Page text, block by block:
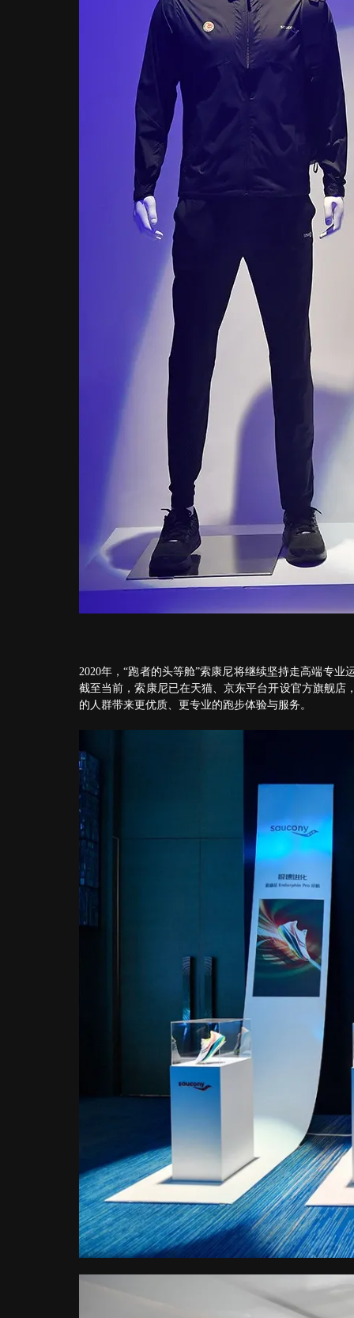
2020年，“跑者的头等舱”索康尼将继续坚持走高端专
截至当前，索康尼已在天猫、京东平台开设官方旗舰
的人群带来更优质、更专业的跑步体验与服务。